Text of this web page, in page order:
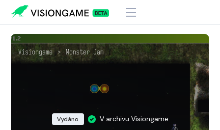
Visiongame > Monster Jam
Vydáno V archivu Visiongame